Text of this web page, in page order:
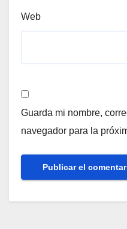
Web
Guarda mi nombre,
navegador para la